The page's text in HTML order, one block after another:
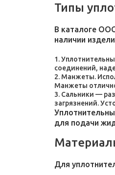
Типы
В каталоге
наличии
соединений,
Манжеты.
Манжеты
Сальники —
загрязнений.
для подачи
Для